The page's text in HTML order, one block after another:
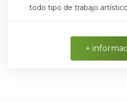
todo tipo de trabajo
+